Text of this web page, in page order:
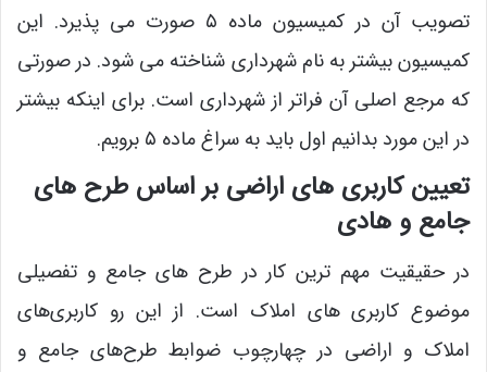
تصویب آن در کمیسیون ماده ۵ صورت می پذیرد. این
کمیسیون بیشتر به نام شهرداری شناخته می شود. در صورتی
که مرجع اصلی آن فراتر از شهرداری است. برای اینکه بیشتر
در این مورد بدانیم اول باید به سراغ ماده ۵ برویم.
تعیین کاربری های اراضی بر اساس طرح های
جامع و هادی
در حقیقیت مهم ترین کار در طرح های جامع و تفصیلی
موضوع کاربری های املاک است. از این رو کاربری‌های
املاک و اراضی در چهارچوب ضوابط طرح‌های جامع و